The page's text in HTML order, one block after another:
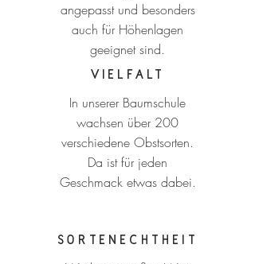
angepasst und besonders
auch für Höhenlagen
geeignet sind.
Vielfalt
In unserer Baumschule
wachsen über 200
verschiedene Obstsorten.
Da ist für jeden
Geschmack etwas dabei.
Sortenechtheit